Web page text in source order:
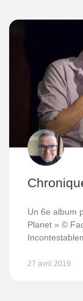
Un 6e album
Planet » ©
27 avril 2019